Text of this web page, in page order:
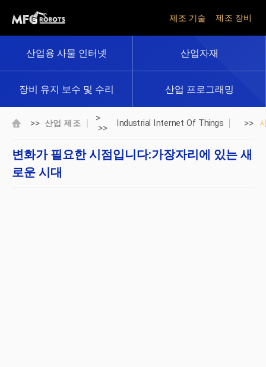
제조 기술 제조 장비
산업용 사물 인터넷 산업자재
장비 유지 보수 및 수리 산업 프로그래밍
>> 산업 제조
>
>>
Industrial Internet Of Things >>
변화가 필요한 시점입니다:가장자리에 있는 새
로운 시대